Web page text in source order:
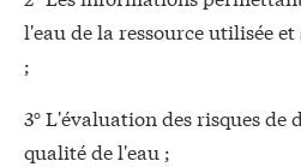
l'eau de la ressource utilisée
;
3° L'évaluation des risques de
qualité de l'eau ;